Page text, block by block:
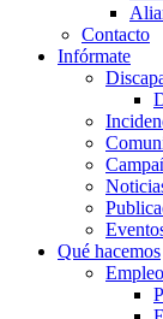
Contacto
Infórmate
Qué hacemos
Empleo